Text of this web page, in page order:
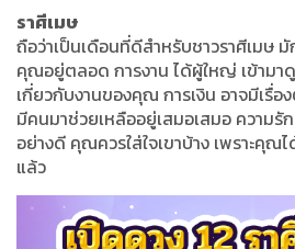
ราศีเมษ
ถือว่าเป็นเดือนที่ดีสำหรับชาวราศีเมษ
คุณอยู่ตลอด การงาน ได้ผู้ใหญ่ เข้ามา
เกี่ยวกับงานของคุณ การเงิน อาจมีเรื่
มีคนมาช่วยเหลืออยู่เสมอเสมอ ความ
อย่างดี คุณควรใส่ใจเขาบ้าง เพราะคุ
แล้ว